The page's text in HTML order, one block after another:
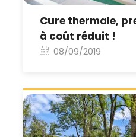
Cure thermale,
à coût réduit !
08/09/2019